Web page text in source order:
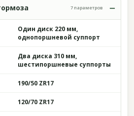
7 параметров
Один диск 220 мм,
однопоршневой суппорт
Два диска 310 мм,
шестипоршневые суппорты
190/50 ZR17
120/70 ZR17